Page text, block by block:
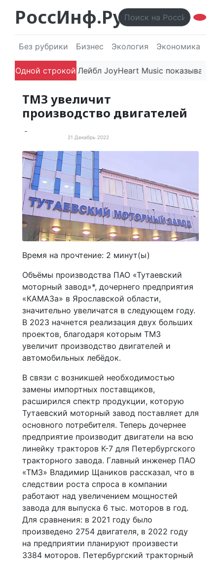
РоссИнф.Ру
Без рубрики Бизнес Экология Экономика
Одной строкойЛейбл JoyHeart Music показывает
ТМЗ увеличит
производство двигателей
21 Декабрь 2022
Время на прочтение: 2 минут(ы)
Объёмы производства ПАО «Тутаевский
моторный завод»*, дочернего предприятия
«КАМАЗа» в Ярославской области,
значительно увеличатся в следующем году.
В 2023 начнется реализация двух больших
проектов, благодаря которым ТМЗ
увеличит производство двигателей и
автомобильных лебёдок.
В связи с возникшей необходимостью
замены импортных поставщиков,
расширился спектр продукции, которую
Тутаевский моторный завод поставляет для
основного потребителя. Теперь дочернее
предприятие производит двигатели на всю
линейку тракторов К-7 для Петербургского
тракторного завода. Главный инженер ПАО
«ТМЗ» Владимир Щаников рассказал, что в
следствии роста спроса в компании
работают над увеличением мощностей
завода для выпуска 6 тыс. моторов в год.
Для сравнения: в 2021 году было
произведено 2754 двигателя, в 2022 году
на предприятии планируют произвести
3384 моторов. Петербургский тракторный